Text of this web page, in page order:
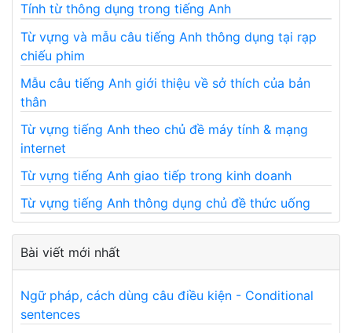
Tính từ thông dụng trong tiếng Anh
Từ vựng và mẫu câu tiếng Anh thông dụng tại rạp
chiếu phim
Mẫu câu tiếng Anh giới thiệu về sở thích của bản
thân
Từ vựng tiếng Anh theo chủ đề máy tính & mạng
internet
Từ vựng tiếng Anh giao tiếp trong kinh doanh
Từ vựng tiếng Anh thông dụng chủ đề thức uống
Bài viết mới nhất
Ngữ pháp, cách dùng câu điều kiện - Conditional
sentences